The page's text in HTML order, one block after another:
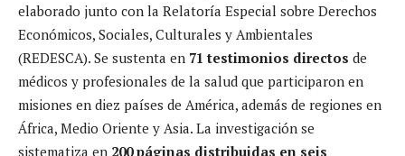
elaborado junto con la Relatoría Especial sobre Derechos
Económicos, Sociales, Culturales y Ambientales
(REDESCA). Se sustenta en 71 testimonios directos de
médicos y profesionales de la salud que participaron en
misiones en diez países de América, además de regiones en
África, Medio Oriente y Asia. La investigación se
sistematiza en 200 páginas distribuidas en seis